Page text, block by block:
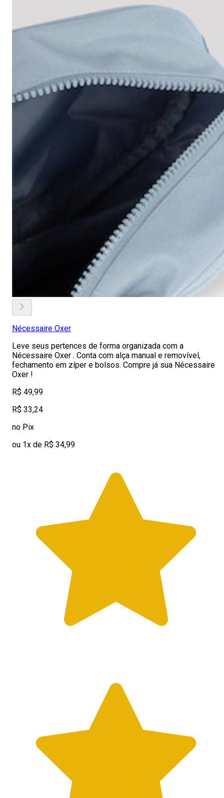
Nécessaire Oxer
Leve seus pertences de forma organizada com a
Nécessaire Oxer . Conta com alça manual e removível,
fechamento em zíper e bolsos. Compre já sua Nécessaire
Oxer !
R$ 49,99
R$ 33,24
no Pix
ou 1x de R$ 34,99